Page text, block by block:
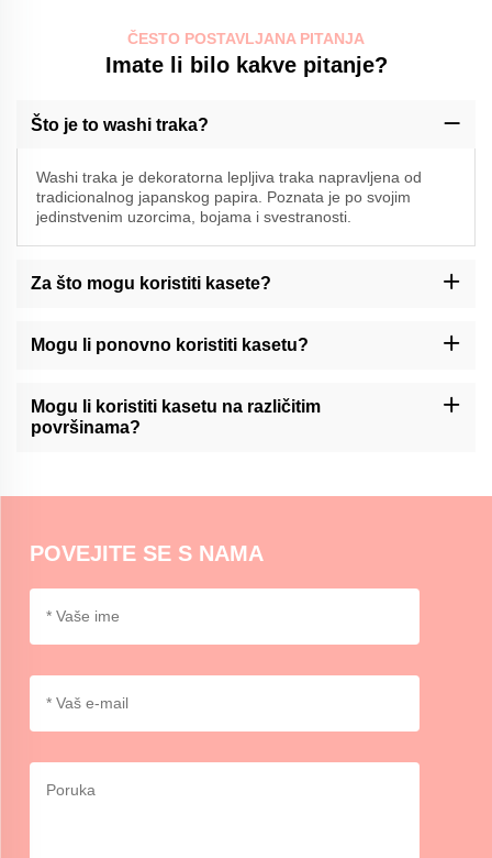
ČESTO POSTAVLJANA PITANJA
Imate li bilo kakve pitanje?
Što je to washi traka?
Washi traka je dekoratorna lepljiva traka napravljena od
tradicionalnog japanskog papira. Poznata je po svojim
jedinstvenim uzorcima, bojama i svestranosti.
Za što mogu koristiti kasete?
časopisa, scrapbooking, pakiranje poklona, stvaranje umjetničkih
djela i dodavanje naglasaka za zanat ili uređenje kuće.
Mogu li ponovno koristiti kasetu?
ponovnu upotrebu. Međutim, može se ukloniti i s pažnjom
postaviti na određene površine.
Mogu li koristiti kasetu na različitim
površinama?
slučaju da se primjenjuje druga metoda, ispit je preporučljiv.
POVEJITE SE S NAMA